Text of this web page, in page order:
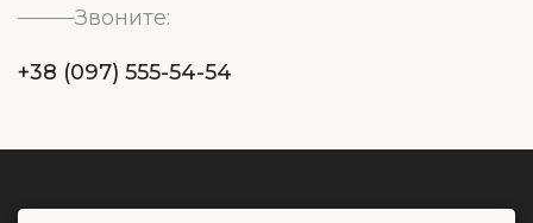
Звоните:
+38 (097) 555-54-54